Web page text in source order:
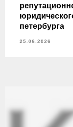
петербурга
25.06.2026